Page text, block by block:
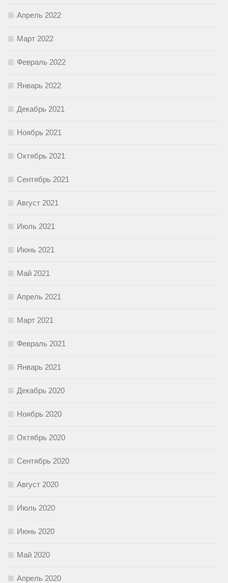
Апрель 2022
Март 2022
Февраль 2022
Январь 2022
Декабрь 2021
Ноябрь 2021
Октябрь 2021
Сентябрь 2021
Август 2021
Июль 2021
Июнь 2021
Май 2021
Апрель 2021
Март 2021
Февраль 2021
Январь 2021
Декабрь 2020
Ноябрь 2020
Октябрь 2020
Сентябрь 2020
Август 2020
Июль 2020
Июнь 2020
Май 2020
Апрель 2020